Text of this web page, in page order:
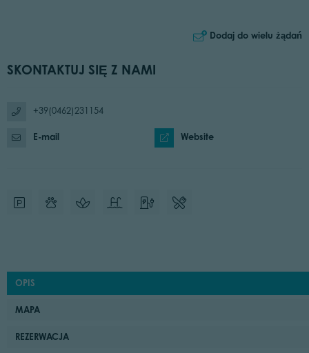
Dodaj do wielu żądań
SKONTAKTUJ SIĘ Z NAMI
+39(0462)231154
E-mail Website
OPIS
MAPA
REZERWACJA